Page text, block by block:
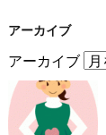
アーカイブ
アーカイブ